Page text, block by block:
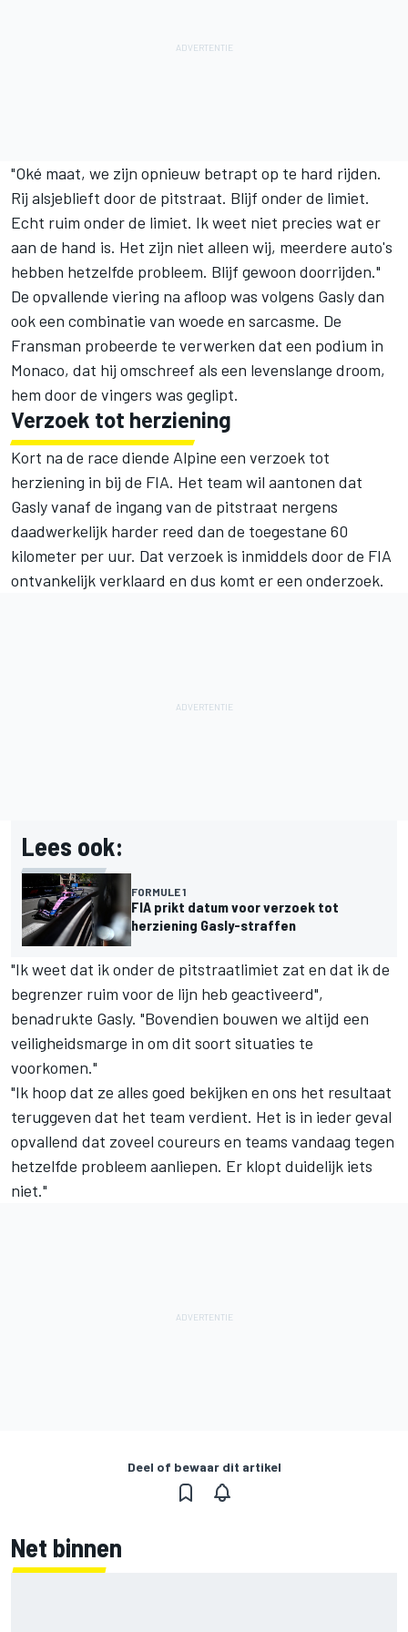
"Oké maat, we zijn opnieuw betrapt op te hard rijden.
Rij alsjeblieft door de pitstraat. Blijf onder de limiet.
Echt ruim onder de limiet. Ik weet niet precies wat er
aan de hand is. Het zijn niet alleen wij, meerdere auto's
hebben hetzelfde probleem. Blijf gewoon doorrijden."
De opvallende viering na afloop was volgens Gasly dan
ook een combinatie van woede en sarcasme. De
Fransman probeerde te verwerken dat een podium in
Monaco, dat hij omschreef als een levenslange droom,
hem door de vingers was geglipt.
Verzoek tot herziening
Kort na de race diende Alpine een verzoek tot
herziening in bij de FIA. Het team wil aantonen dat
Gasly vanaf de ingang van de pitstraat nergens
daadwerkelijk harder reed dan de toegestane 60
kilometer per uur. Dat verzoek is inmiddels door de FIA
ontvankelijk verklaard en dus komt er een onderzoek.
Lees ook:
FORMULE 1
FIA prikt datum voor verzoek tot
herziening Gasly-straffen
"Ik weet dat ik onder de pitstraatlimiet zat en dat ik de
begrenzer ruim voor de lijn heb geactiveerd",
benadrukte Gasly. "Bovendien bouwen we altijd een
veiligheidsmarge in om dit soort situaties te
voorkomen."
"Ik hoop dat ze alles goed bekijken en ons het resultaat
teruggeven dat het team verdient. Het is in ieder geval
opvallend dat zoveel coureurs en teams vandaag tegen
hetzelfde probleem aanliepen. Er klopt duidelijk iets
niet."
Deel of bewaar dit artikel
Net binnen